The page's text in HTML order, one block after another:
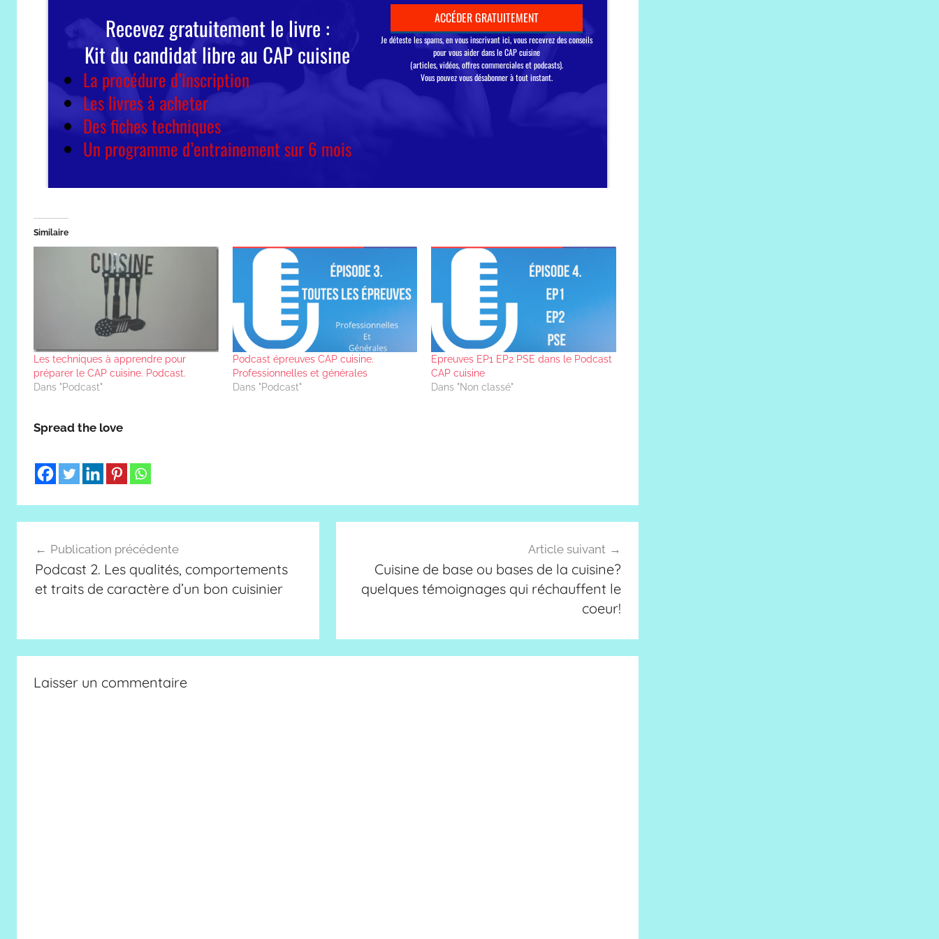
Similaire
Les techniques à apprendre pour
préparer le CAP cuisine. Podcast.
Dans "Podcast"
Podcast épreuves CAP cuisine.
Professionnelles et générales
Dans "Podcast"
Epreuves EP1 EP2 PSE dans le Podcast
CAP cuisine
Dans "Non classé"
Spread the love
de
l’article
Publication précédente
Podcast 2. Les qualités, comportements
et traits de caractère d’un bon cuisinier
Article suivant
Cuisine de base ou bases de la cuisine?
quelques témoignages qui réchauffent le
coeur!
Laisser un commentaire